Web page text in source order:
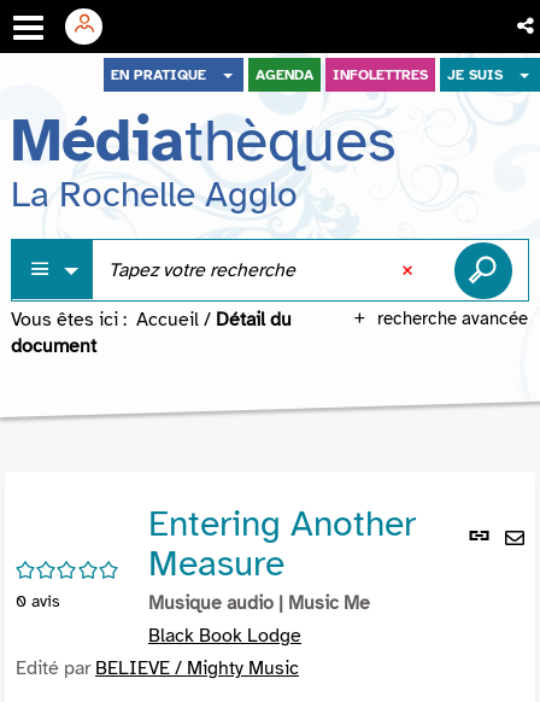
menu
contenu
recherche
EN PRATIQUE AGENDA INFOLETTRES JE SUIS
Médiathèques
La Rochelle Agglo
recherche avancée
Vous êtes ici : Accueil / Détail du
document
Lien
/5
0 avis
Entering Another
Measure
Musique audio | Music Me
Black Book Lodge
Edité par BELIEVE / Mighty Music